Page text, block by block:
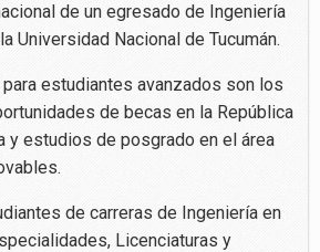
de un egresado de Ingeniería
Universidad Nacional de Tucumán.
estudiantes avanzados son los
de becas en la República
y estudios de posgrado en el área
de carreras de Ingeniería en
Licenciaturas y